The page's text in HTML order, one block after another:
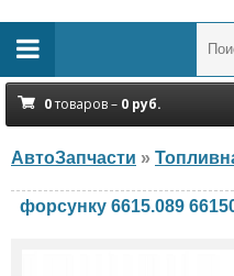
0товаров – 0 руб.
АвтоЗапчасти »
форсунку 6615.089